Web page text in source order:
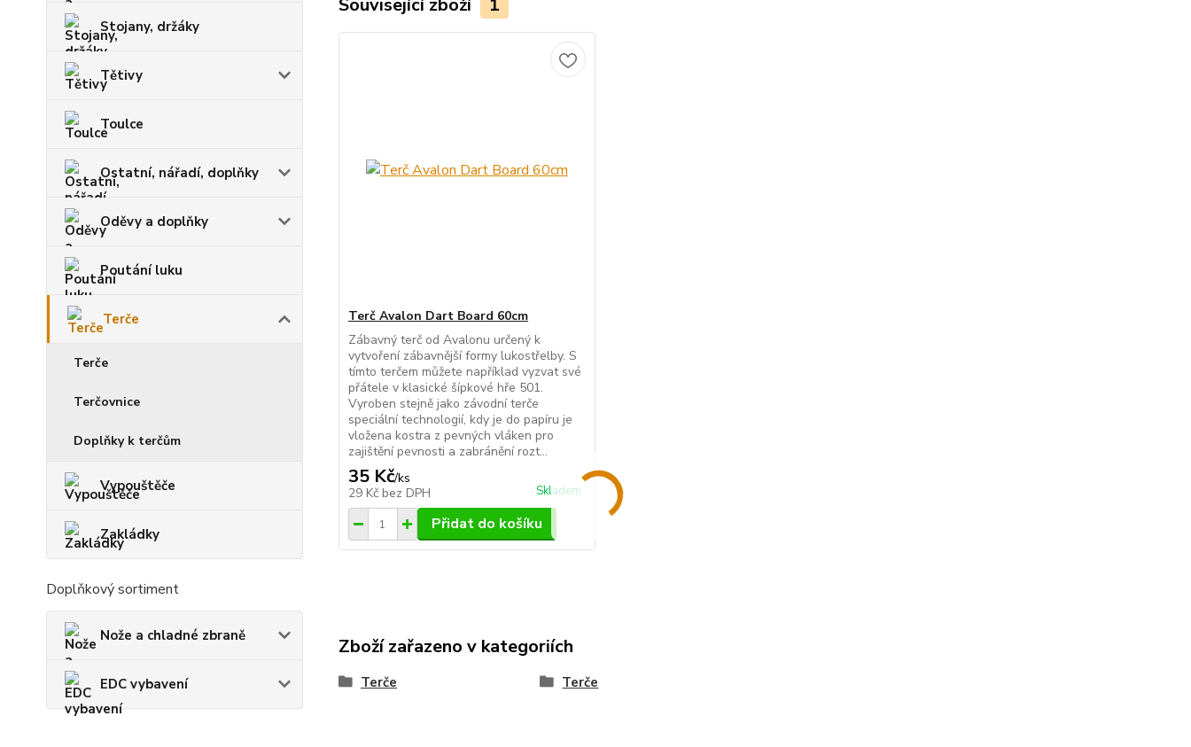
Stojany, držáky
Tětivy
Toulce
Ostatní, nářadí, doplňky
Oděvy a doplňky
Poutání luku
Terče
Terče
Terčovnice
Doplňky k terčům
Vypouštěče
Zakládky
Doplňkový sortiment
Nože a chladné zbraně
EDC vybavení
Související zboží 1
Terč Avalon Dart Board 60cm
Zábavný terč od Avalonu určený k
vytvoření zábavnější formy lukostřelby. S
tímto terčem můžete například vyzvat své
přátele v klasické šípkové hře 501.
Vyroben stejně jako závodní terče
speciální technologií, kdy je do papíru je
vložena kostra z pevných vláken pro
zajištění pevnosti a zabránění rozt...
35 Kč/ks
29 Kč bez DPH Skladem
Přidat do košíku
Zboží zařazeno v kategoriích
Terče Terče